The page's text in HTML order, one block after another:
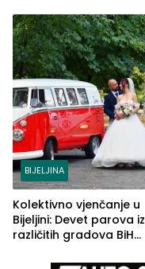
BIJELJINA
Kolektivno vjenčanje u
Bijeljini: Devet parova iz
različitih gradova BiH